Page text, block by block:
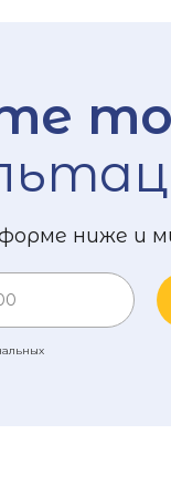
ниже и